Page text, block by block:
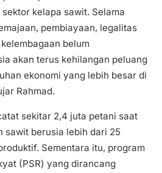
kelapa sawit. Selama
pembiayaan, legalitas
belum
akan terus kehilangan peluang
ekonomi yang lebih besar di
Rahmad.
sekitar 2,4 juta petani saat
sawit berusia lebih dari 25
Sementara itu, program
(PSR) yang dirancang